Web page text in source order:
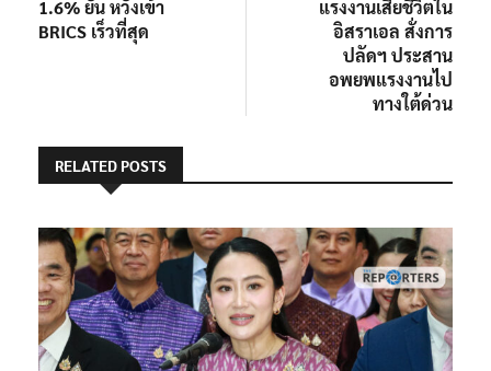
1.6% ยัน หวังเข้า
BRICS เร็วที่สุด
แรงงานเสียชีวิตใน
อิสราเอล สั่งการ
ปลัดฯ ประสาน
อพยพแรงงานไป
ทางใต้ด่วน
RELATED POSTS